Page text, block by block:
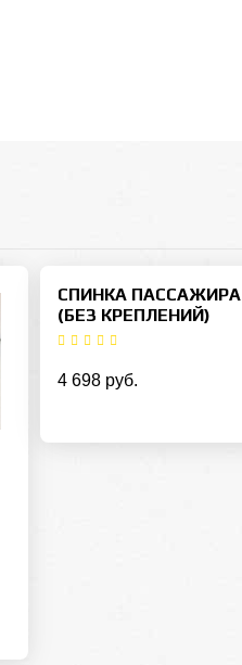
СПИНКА ПАССАЖИРА
(БЕЗ КРЕПЛЕНИЙ)
4 698 руб.